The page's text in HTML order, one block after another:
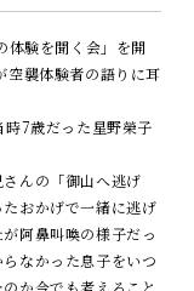
験を聞く会」を開
空襲体験者の語りに耳
7歳だった星野榮子
んの「御山へ逃げ
おかげで一緒に逃げ
阿鼻叫喚の様子だっ
なかった息子をいつ
か今でも考えること